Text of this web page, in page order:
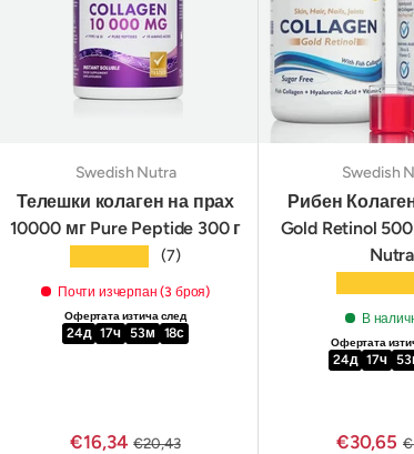
Swedish Nutra
Телешки колаген на прах
10000 мг Pure Peptide 300 г
(7)
Почти изчерпан (3 броя)
Офертата изтича след
24д 17ч 53м 17с
€16,34 €20,43
Swedish
Рибен
Gold Retinol
Nutra
В
Офертата
24д 17ч 53
€30,65